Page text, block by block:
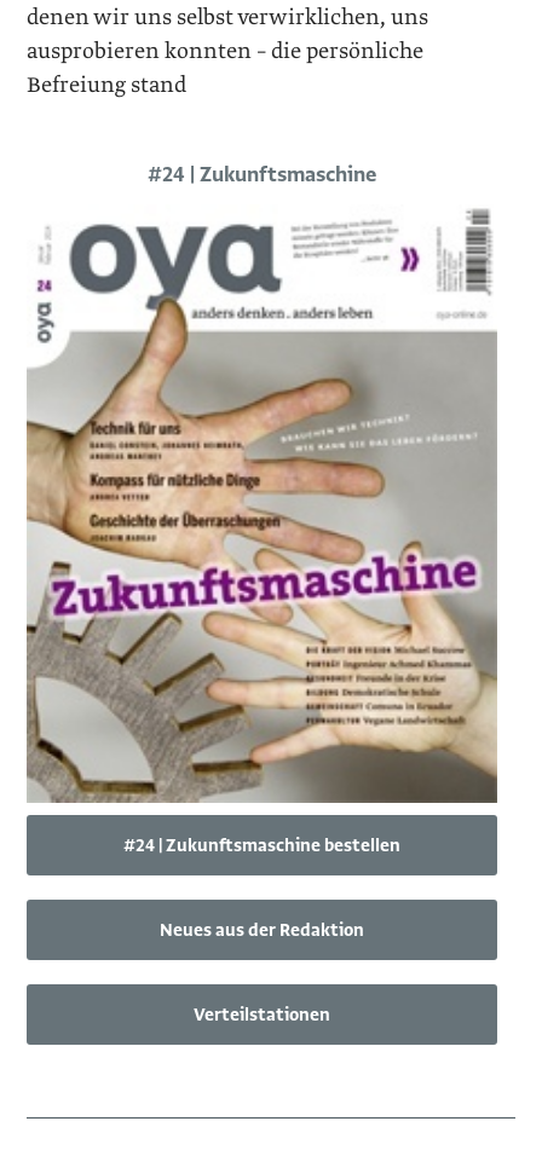
denen wir uns selbst verwirklichen, uns
ausprobieren konnten – die persönliche
Befreiung stand
#24 | Zukunftsmaschine
#24 | Zukunftsmaschine bestellen
Neues aus der Redaktion
Verteilstationen